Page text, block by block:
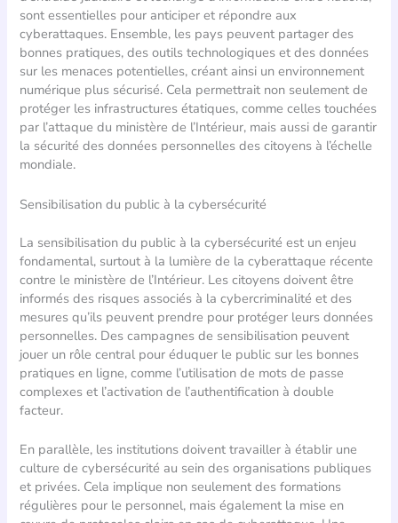
sont essentielles pour anticiper et répondre aux
cyberattaques. Ensemble, les pays peuvent partager des
bonnes pratiques, des outils technologiques et des données
sur les menaces potentielles, créant ainsi un environnement
numérique plus sécurisé. Cela permettrait non seulement de
protéger les infrastructures étatiques, comme celles touchées
par l’attaque du ministère de l’Intérieur, mais aussi de garantir
la sécurité des données personnelles des citoyens à l’échelle
mondiale.
Sensibilisation du public à la cybersécurité
La sensibilisation du public à la cybersécurité est un enjeu
fondamental, surtout à la lumière de la cyberattaque récente
contre le ministère de l’Intérieur. Les citoyens doivent être
informés des risques associés à la cybercriminalité et des
mesures qu’ils peuvent prendre pour protéger leurs données
personnelles. Des campagnes de sensibilisation peuvent
jouer un rôle central pour éduquer le public sur les bonnes
pratiques en ligne, comme l’utilisation de mots de passe
complexes et l’activation de l’authentification à double
facteur.
En parallèle, les institutions doivent travailler à établir une
culture de cybersécurité au sein des organisations publiques
et privées. Cela implique non seulement des formations
régulières pour le personnel, mais également la mise en